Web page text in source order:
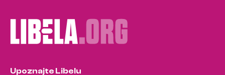
Upoznajte Libelu